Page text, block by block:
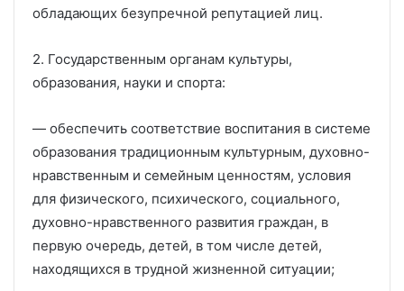
обладающих безупречной репутацией лиц.
2. Государственным органам культуры,
образования, науки и спорта:
— обеспечить соответствие воспитания в системе
образования традиционным культурным, духовно-
нравственным и семейным ценностям, условия
для физического, психического, социального,
духовно-нравственного развития граждан, в
первую очередь, детей, в том числе детей,
находящихся в трудной жизненной ситуации;